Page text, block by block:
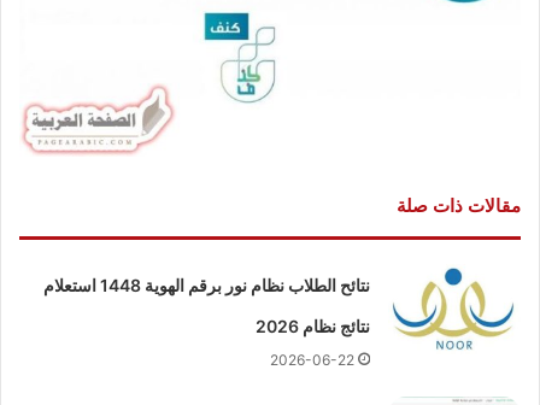
مقالات ذات صلة
نتائح الطلاب نظام نور برقم الهوية 1448 استعلام
نتائج نظام 2026
2026-06-22